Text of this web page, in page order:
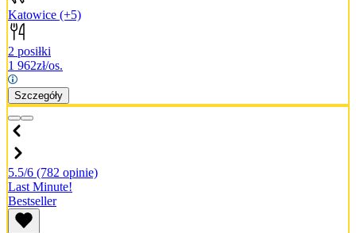
Katowice (+5)
2 posiłki
1 962zł/os.
Szczegóły
5.5/6 (782 opinie)
Last Minute!
Bestseller